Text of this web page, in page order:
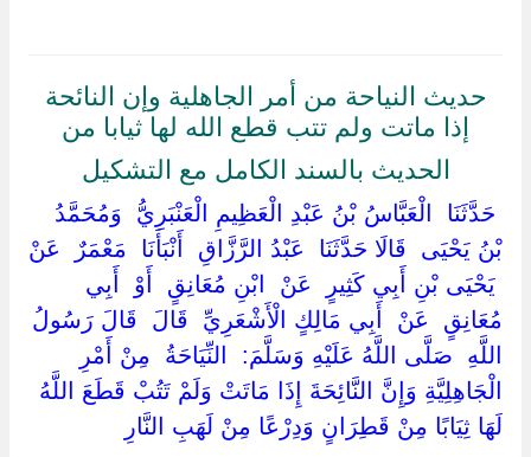
حديث النياحة من أمر الجاهلية وإن النائحة
إذا ماتت ولم تتب قطع الله لها ثيابا من
الحديث بالسند الكامل مع التشكيل
‏ ‏حَدَّثَنَا ‏ ‏الْعَبَّاسُ بْنُ عَبْدِ الْعَظِيمِ الْعَنْبَرِيُّ ‏ ‏وَمُحَمَّدُ
بْنُ يَحْيَى ‏ ‏قَالَا حَدَّثَنَا ‏ ‏عَبْدُ الرَّزَّاقِ ‏ ‏أَنْبَأَنَا ‏ ‏مَعْمَرٌ ‏ ‏عَنْ
‏ ‏يَحْيَى بْنِ أَبِي كَثِيرٍ ‏ ‏عَنْ ‏ ‏ابْنِ مُعَانِقٍ ‏ ‏أَوْ ‏ ‏أَبِي
مُعَانِقٍ ‏ ‏عَنْ ‏ ‏أَبِي مَالِكٍ الْأَشْعَرِيِّ ‏ ‏قَالَ ‏ ‏قَالَ رَسُولُ
اللَّهِ ‏ ‏صَلَّى اللَّهُ عَلَيْهِ وَسَلَّمَ: ‏ ‏النِّيَاحَةُ ‏ ‏مِنْ أَمْرِ
الْجَاهِلِيَّةِ وَإِنَّ النَّائِحَةَ إِذَا مَاتَتْ وَلَمْ تَتُبْ قَطَعَ اللَّهُ
لَهَا ثِيَابًا مِنْ قَطِرَانٍ وَدِرْعًا مِنْ لَهَبِ النَّارِ ‏